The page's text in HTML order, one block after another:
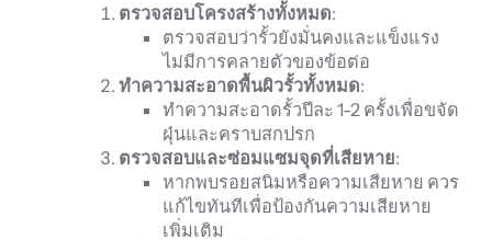
ตรวจสอบโครงสร้างทั้งหมด:
ตรวจสอบว่ารั้วยังมั่นคงและแข็งแรง
ไม่มีการคลายตัวของข้อต่อ
ทำความสะอาดพื้นผิวรั้วทั้งหมด:
ทำความสะอาดรั้วปีละ 1-2 ครั้งเพื่อขจัด
ฝุ่นและคราบสกปรก
ตรวจสอบและซ่อมแซมจุดที่เสียหาย:
หากพบรอยสนิมหรือความเสียหาย ควร
แก้ไขทันทีเพื่อป้องกันความเสียหาย
เพิ่มเติม